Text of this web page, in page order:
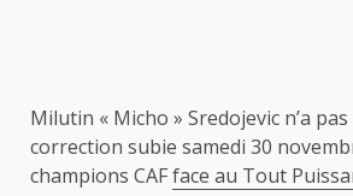
Milutin « Micho » Sredojevic n’a
correction subie samedi 30
champions CAFface au Tout